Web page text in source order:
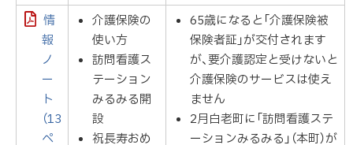
情
報
ノ
ー
ト
（13
ペ
介護保険の
使い方
訪問看護ス
テーション
みるみる開
設
祝長寿おめ
65歳になると「介護保険被
保険者証」が交付されます
が、要介護認定と受けないと
介護保険のサービスは使え
ません
2月白老町に「訪問看護ステ
ーションみるみる」（本町）が